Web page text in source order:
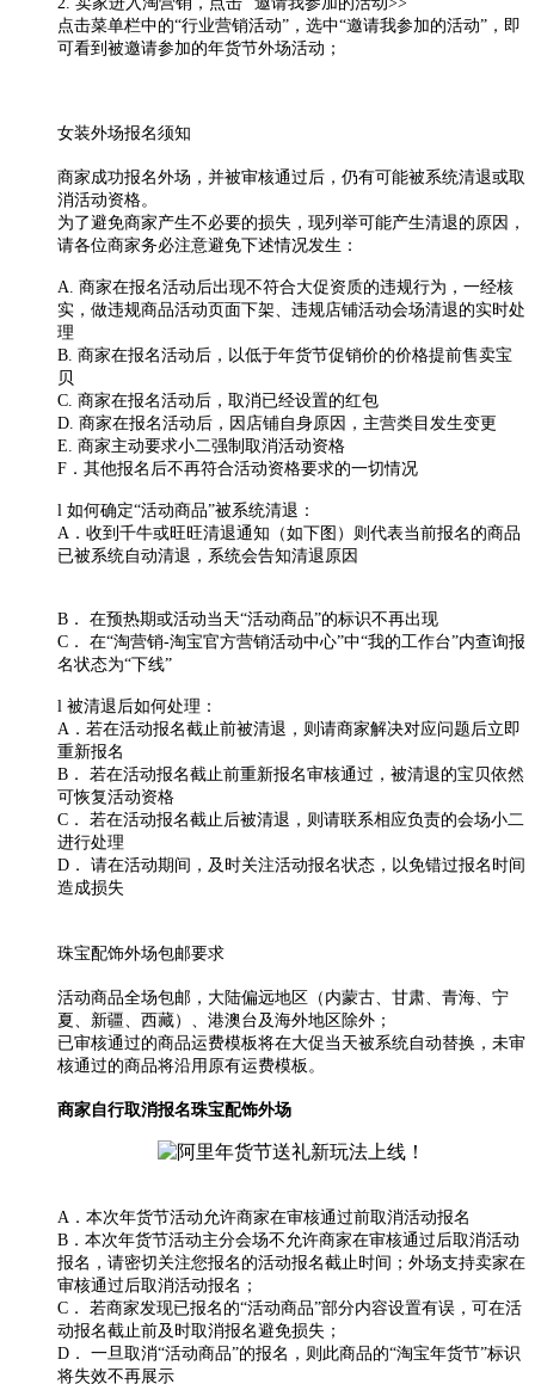
点击菜单栏中的“行业营销活动”，选中“邀请我参加的活动”，即
可看到被邀请参加的年货节外场活动；
女装外场报名须知
商家成功报名外场，并被审核通过后，仍有可能被系统清退或取
消活动资格。
为了避免商家产生不必要的损失，现列举可能产生清退的原因，
请各位商家务必注意避免下述情况发生：
A. 商家在报名活动后出现不符合大促资质的违规行为，一经核
实，做违规商品活动页面下架、违规店铺活动会场清退的实时处
理
B. 商家在报名活动后，以低于年货节促销价的价格提前售卖宝
贝
C. 商家在报名活动后，取消已经设置的红包
D. 商家在报名活动后，因店铺自身原因，主营类目发生变更
E. 商家主动要求小二强制取消活动资格
F．其他报名后不再符合活动资格要求的一切情况
l 如何确定“活动商品”被系统清退：
A．收到千牛或旺旺清退通知（如下图）则代表当前报名的商品
已被系统自动清退，系统会告知清退原因
B． 在预热期或活动当天“活动商品”的标识不再出现
C． 在“淘营销-淘宝官方营销活动中心”中“我的工作台”内查询报
名状态为“下线”
l 被清退后如何处理：
A．若在活动报名截止前被清退，则请商家解决对应问题后立即
重新报名
B． 若在活动报名截止前重新报名审核通过，被清退的宝贝依然
可恢复活动资格
C． 若在活动报名截止后被清退，则请联系相应负责的会场小二
进行处理
D． 请在活动期间，及时关注活动报名状态，以免错过报名时间
造成损失
珠宝配饰外场包邮要求
活动商品全场包邮，大陆偏远地区（内蒙古、甘肃、青海、宁
夏、新疆、西藏）、港澳台及海外地区除外；
已审核通过的商品运费模板将在大促当天被系统自动替换，未审
核通过的商品将沿用原有运费模板。
商家自行取消报名珠宝配饰外场
A．本次年货节活动允许商家在审核通过前取消活动报名
B．本次年货节活动主分会场不允许商家在审核通过后取消活动
报名，请密切关注您报名的活动报名截止时间；外场支持卖家在
审核通过后取消活动报名；
C． 若商家发现已报名的“活动商品”部分内容设置有误，可在活
动报名截止前及时取消报名避免损失；
D． 一旦取消“活动商品”的报名，则此商品的“淘宝年货节”标识
将失效不再展示